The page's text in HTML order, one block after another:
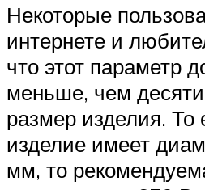
Некоторые
интернете и
что этот параметр
меньше, чем
размер изделия. То
изделие имеет
мм, то